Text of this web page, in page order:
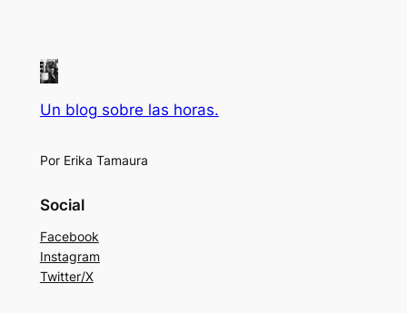
Un blog sobre las horas.
Por Erika Tamaura
Social
Facebook
Instagram
Twitter/X